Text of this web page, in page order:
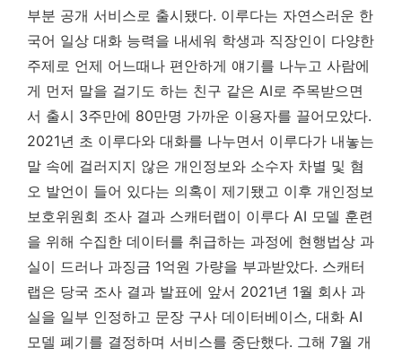
부분 공개 서비스로 출시됐다. 이루다는 자연스러운 한
국어 일상 대화 능력을 내세워 학생과 직장인이 다양한
주제로 언제 어느때나 편안하게 얘기를 나누고 사람에
게 먼저 말을 걸기도 하는 친구 같은 AI로 주목받으면
서 출시 3주만에 80만명 가까운 이용자를 끌어모았다.
2021년 초 이루다와 대화를 나누면서 이루다가 내놓는
말 속에 걸러지지 않은 개인정보와 소수자 차별 및 혐
오 발언이 들어 있다는 의혹이 제기됐고 이후 개인정보
보호위원회 조사 결과 스캐터랩이 이루다 AI 모델 훈련
을 위해 수집한 데이터를 취급하는 과정에 현행법상 과
실이 드러나 과징금 1억원 가량을 부과받았다. 스캐터
랩은 당국 조사 결과 발표에 앞서 2021년 1월 회사 과
실을 일부 인정하고 문장 구사 데이터베이스, 대화 AI
모델 폐기를 결정하며 서비스를 중단했다. 그해 7월 개